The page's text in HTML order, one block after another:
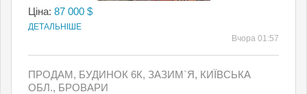
Ціна: 87 000 $
ДЕТАЛЬНІШЕ
Вчора 01:57
ПРОДАМ, БУДИНОК 6К, ЗАЗИМ`Я, КИЇВСЬКА
ОБЛ., БРОВАРИ